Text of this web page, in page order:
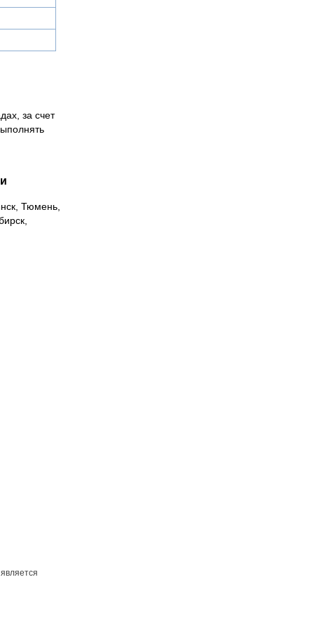
за счет
Тюмень,